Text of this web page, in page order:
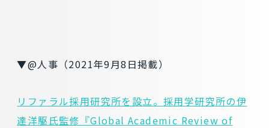
▼@人事（2021年9月8日掲載）
リファラル採用研究所を設立。採用学研究所の伊
達洋駆氏監修『Global Academic Review of